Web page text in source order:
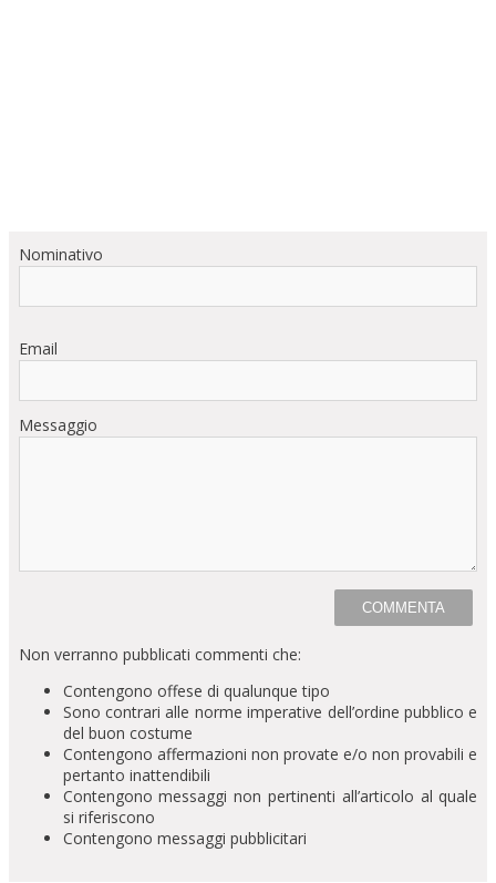
Nominativo
Email
Messaggio
Non verranno pubblicati commenti che:
Contengono offese di qualunque tipo
Sono contrari alle norme imperative dell’ordine pubblico e
del buon costume
Contengono affermazioni non provate e/o non provabili e
pertanto inattendibili
Contengono messaggi non pertinenti all’articolo al quale
si riferiscono
Contengono messaggi pubblicitari